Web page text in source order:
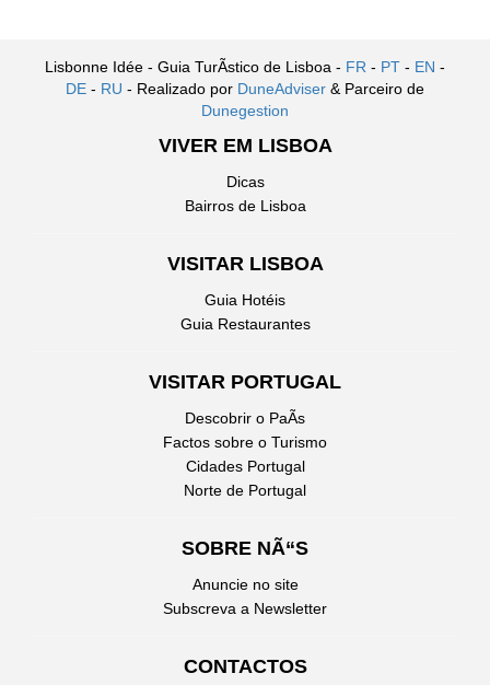
Lisbonne Idée - Guia TurÃ­stico de Lisboa - FR - PT - EN -
DE - RU - Realizado por DuneAdviser & Parceiro de
Dunegestion
VIVER EM LISBOA
Dicas
Bairros de Lisboa
VISITAR LISBOA
Guia Hotéis
Guia Restaurantes
VISITAR PORTUGAL
Descobrir o PaÃ­s
Factos sobre o Turismo
Cidades Portugal
Norte de Portugal
SOBRE NÃ“S
Anuncie no site
Subscreva a Newsletter
CONTACTOS